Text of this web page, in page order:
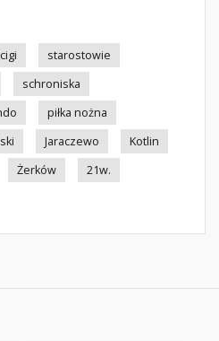
starostowie
schroniska
piłka nożna
Jaraczewo
Kotlin
Żerków 21w.